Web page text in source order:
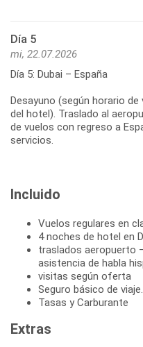
Día 5
mi, 22.07.2026
Día 5: Dubai – España
Desayuno (según horario
del hotel). Traslado al
de vuelos con regreso a
servicios.
Incluido
Vuelos regulares en
4 noches de hotel en
traslados aeropuerto
asistencia de habla
visitas según oferta
Seguro básico de
Tasas y Carburante
Extras